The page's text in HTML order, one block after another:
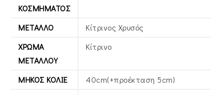
ΚΟΣΜΉΜΑΤΟΣ
ΜΈΤΑΛΛΟ
Κίτρινος Xρυσός
ΧΡΏΜΑ
ΜΕΤΆΛΛΟΥ
Κίτρινο
ΜΉΚΟΣ ΚΟΛΙΈ
40cm(+προέκταση 5cm)